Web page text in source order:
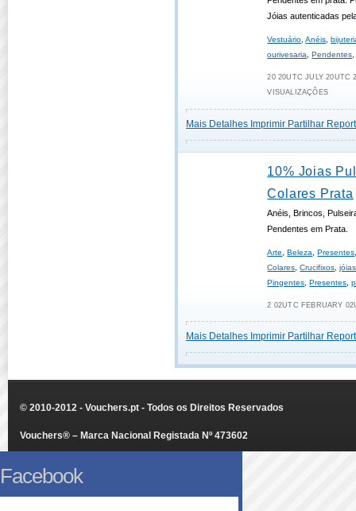
Jóias autenticadas
Vestuário ,Anéis ,
ourivesaria
,Pendentes
20 20UTC JULY 20UTC
VISUALIZAÇÕES
Mais Detalhes Imprimir Partilhar
10% Joias
Colares Prata
Anéis, Brincos,
Pendentes em Prata.
Arte ,Beleza ,Presentes
Colares ,Crucifixos ,jóias
Pingentes ,Presentes ,
2 02UTC FEBRUARY
Mais Detalhes Imprimir Partilhar
© 2010-2012 - Vouchers.pt - Todos os Direitos Reservados
Vouchers® – Marca Nacional Registada Nº 473602
Facebook